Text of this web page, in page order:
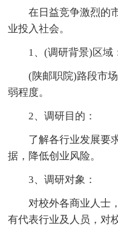
在日益竞争激烈的
业投入社会。
1、(调研背景)区域
(陕邮职院)路段市
弱程度。
2、调研目的：
了解各行业发展要
据，降低创业风险。
3、调研对象：
对校外各商业人士
有代表行业及人员，对